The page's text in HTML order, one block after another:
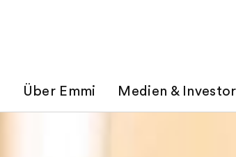
Über Emmi Medien &